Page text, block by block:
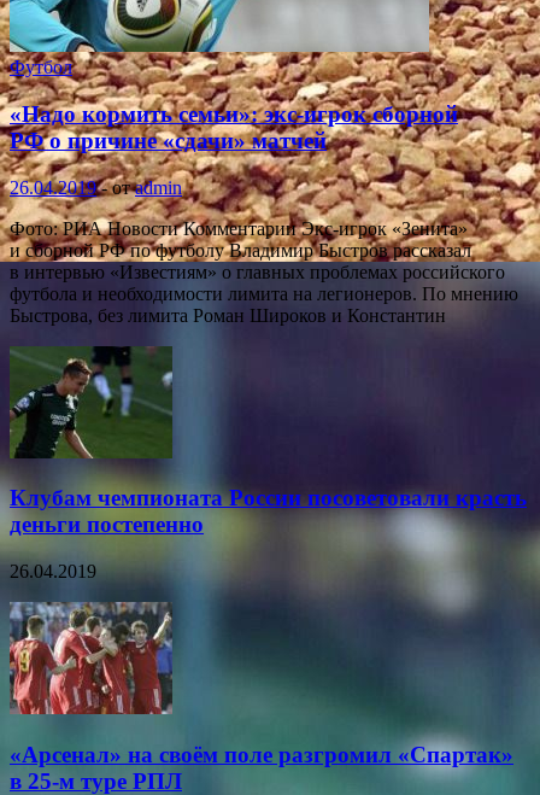
Футбол
«Надо кормить семьи»: экс-игрок сборной
РФ о причине «сдачи» матчей
26.04.2019-отadmin
Фото: РИА Новости Комментарии Экс-игрок «Зенита»
и сборной РФ по футболу Владимир Быстров рассказал
в интервью «Известиям» о главных проблемах российского
футбола и необходимости лимита на легионеров. По мнению
Быстрова, без лимита Роман Широков и Константин
Клубам чемпионата России посоветовали красть
деньги постепенно
26.04.2019
«Арсенал» на своём поле разгромил «Спартак»
в 25-м туре РПЛ